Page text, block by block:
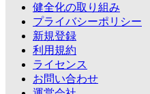
健全化の取り組み
プライバシーポリシー
新規登録
利用規約
ライセンス
お問い合わせ